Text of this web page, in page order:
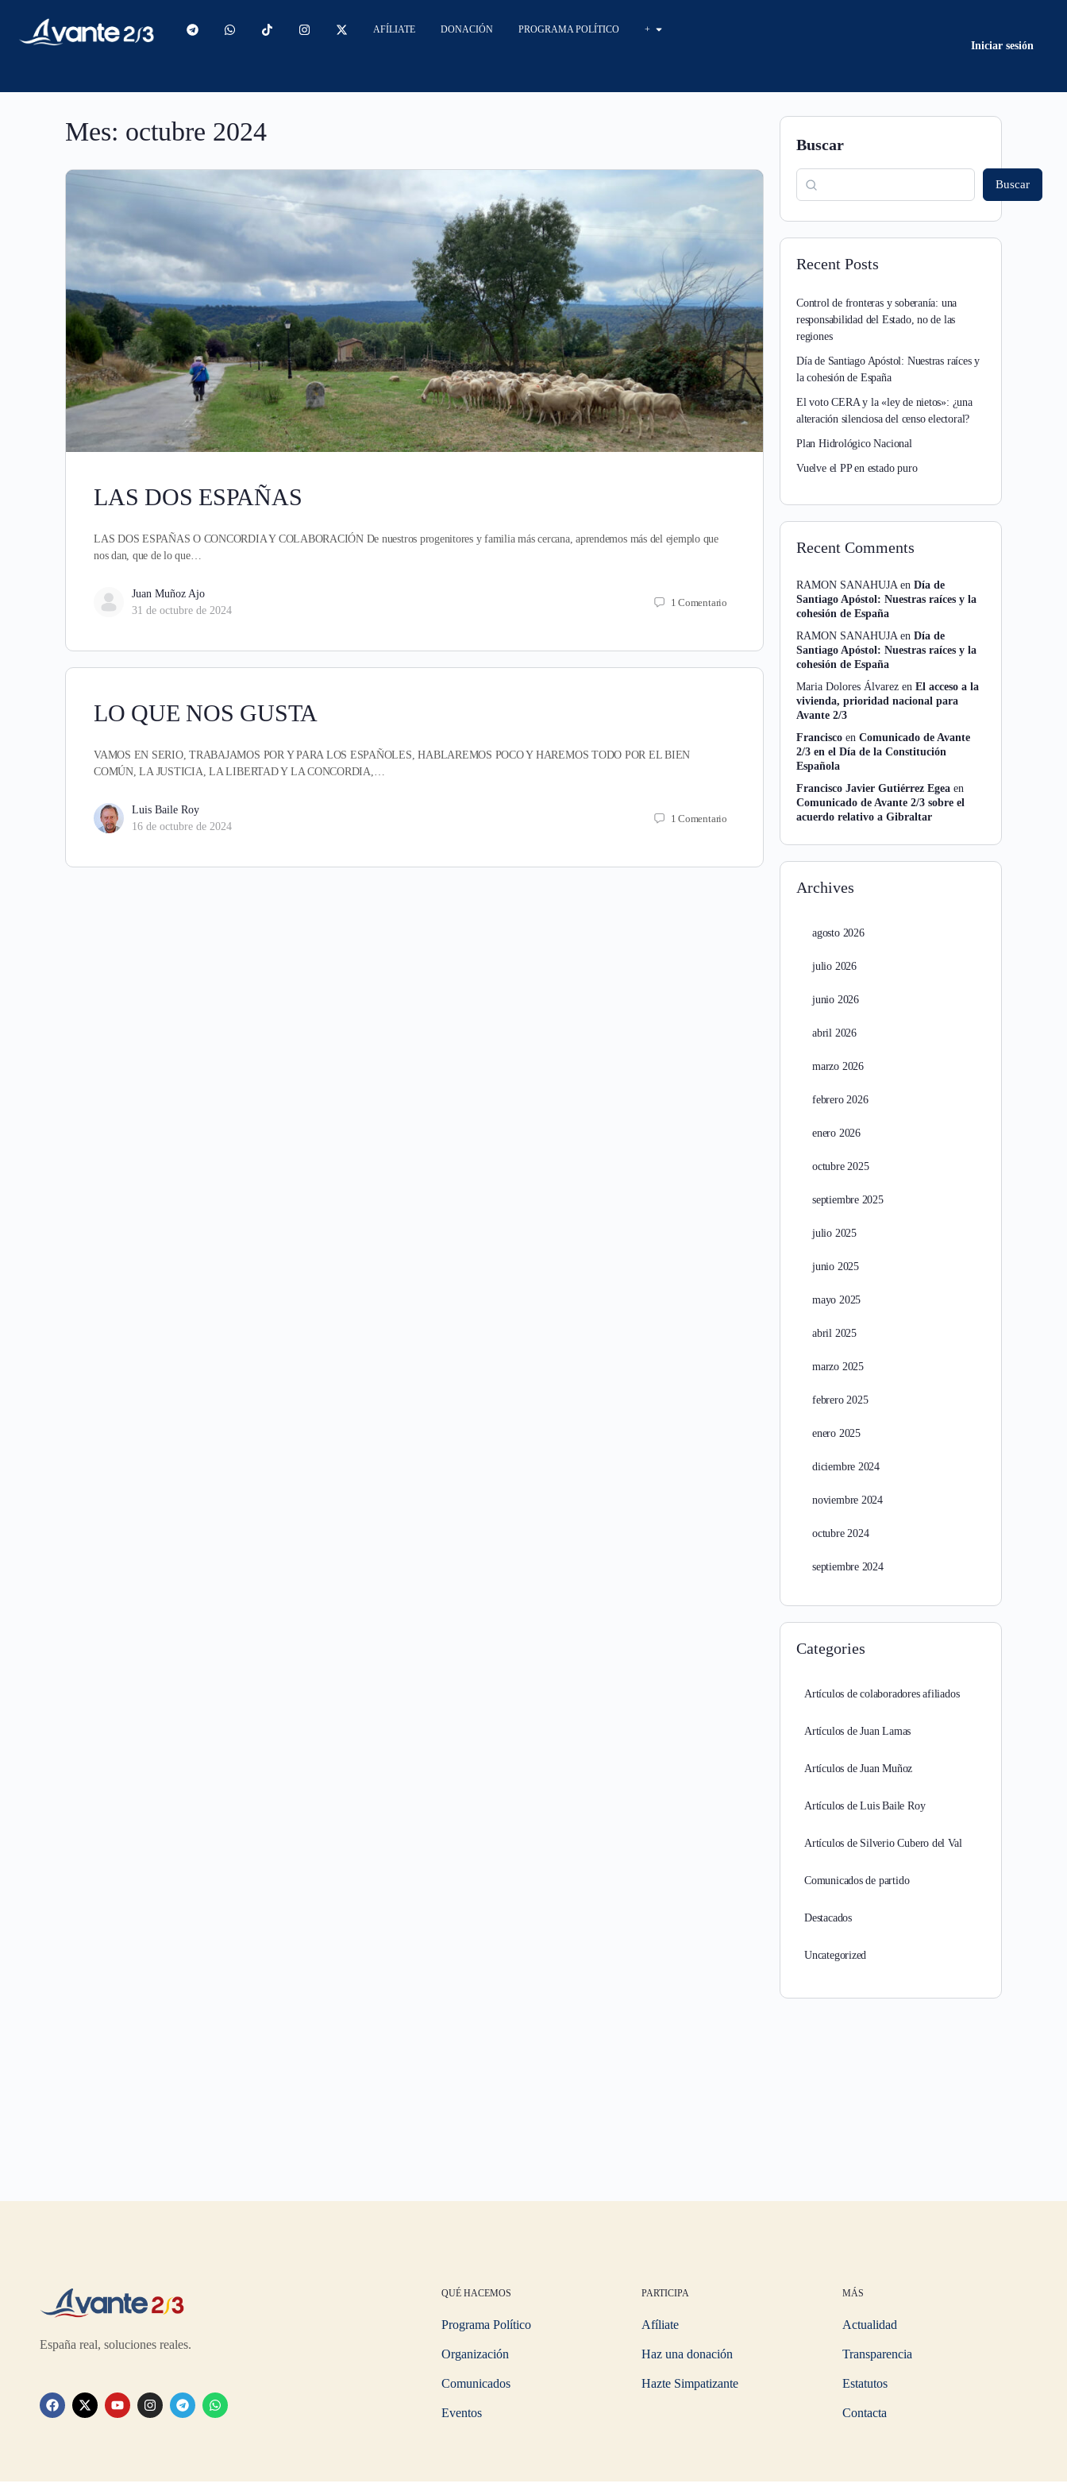
AFÍLIATE DONACIÓN PROGRAMA POLÍTICO +
Iniciar sesión
Mes: octubre 2024
LAS DOS ESPAÑAS
LAS DOS ESPAÑAS O CONCORDIA Y COLABORACIÓN De nuestros progenitores y familia más cercana, aprendemos más del ejemplo que
nos dan, que de lo que…
Juan Muñoz Ajo
31 de octubre de 2024
1Comentario
LO QUE NOS GUSTA
VAMOS EN SERIO, TRABAJAMOS POR Y PARA LOS ESPAÑOLES, HABLAREMOS POCO Y HAREMOS TODO POR EL BIEN
COMÚN, LA JUSTICIA, LA LIBERTAD Y LA CONCORDIA,…
Luis Baile Roy
16 de octubre de 2024
1Comentario
Buscar
Buscar
Recent Posts
Control de fronteras y soberanía: una
responsabilidad del Estado, no de las
regiones
Día de Santiago Apóstol: Nuestras raíces y
la cohesión de España
El voto CERA y la «ley de nietos»: ¿una
alteración silenciosa del censo electoral?
Plan Hidrológico Nacional
Vuelve el PP en estado puro
Recent Comments
RAMON SANAHUJAen Día de
Santiago Apóstol: Nuestras raíces y la
cohesión de España
RAMON SANAHUJAen Día de
Santiago Apóstol: Nuestras raíces y la
cohesión de España
Maria Dolores Álvarez en El acceso a la
vivienda, prioridad nacional para
Avante 2/3
Francisco en Comunicado de Avante
2/3 en el Día de la Constitución
Española
Francisco Javier Gutiérrez Egea en
Comunicado de Avante 2/3 sobre el
acuerdo relativo a Gibraltar
Archives
agosto 2026
julio 2026
junio 2026
abril 2026
marzo 2026
febrero 2026
enero 2026
octubre 2025
septiembre 2025
julio 2025
junio 2025
mayo 2025
abril 2025
marzo 2025
febrero 2025
enero 2025
diciembre 2024
noviembre 2024
octubre 2024
septiembre 2024
Categories
Artículos de colaboradores afiliados
Artículos de Juan Lamas
Artículos de Juan Muñoz
Artículos de Luis Baile Roy
Artículos de Silverio Cubero del Val
Comunicados de partido
Destacados
Uncategorized
España real, soluciones reales.
QUÉ HACEMOS
Programa Político
Organización
Comunicados
Eventos
PARTICIPA
Afíliate
Haz una donación
Hazte Simpatizante
MÁS
Actualidad
Transparencia
Estatutos
Contacta